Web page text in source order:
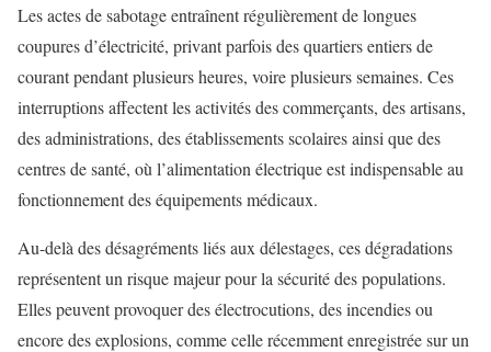
Les actes de sabotage entraînent régulièrement de longues
coupures d’électricité, privant parfois des quartiers entiers de
courant pendant plusieurs heures, voire plusieurs semaines. Ces
interruptions affectent les activités des commerçants, des artisans,
des administrations, des établissements scolaires ainsi que des
centres de santé, où l’alimentation électrique est indispensable au
fonctionnement des équipements médicaux.
Au-delà des désagréments liés aux délestages, ces dégradations
représentent un risque majeur pour la sécurité des populations.
Elles peuvent provoquer des électrocutions, des incendies ou
encore des explosions, comme celle récemment enregistrée sur un